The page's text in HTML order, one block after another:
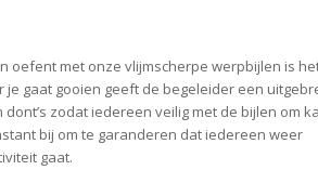
oefent met onze vlijmscherpe werpbijlen is
je gaat gooien geeft de begeleider een
zodat iedereen veilig met de bijlen om
bij om te garanderen dat iedereen weer
gaat.